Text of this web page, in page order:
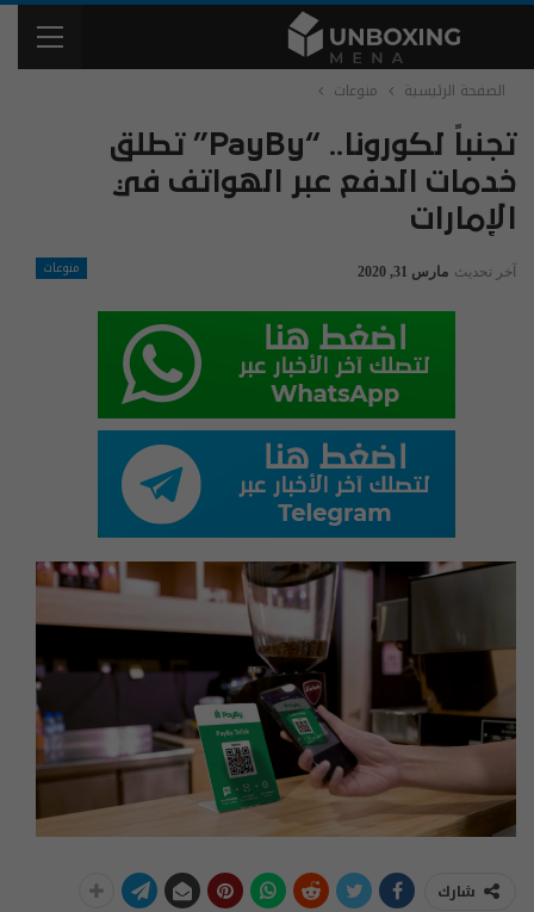
الصفحة الرئيسية منوعات
تجنباً لكورونا.. “PayBy” تطلق
خدمات الدفع عبر الهواتف في
الإمارات
منوعات آخر تحديث مارس 31, 2020
شارك